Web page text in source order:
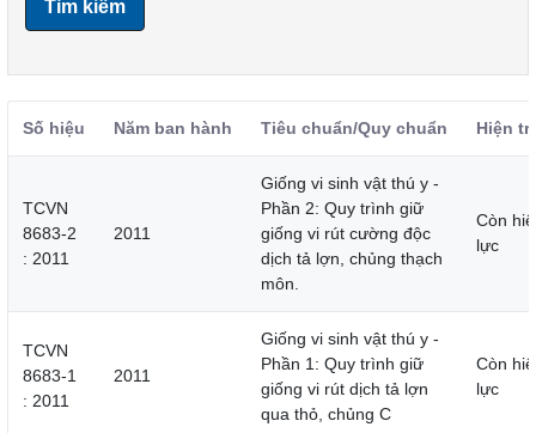
Tìm kiếm
Số hiệu Năm ban hành Tiêu chuẩn/Quy chuẩn Hiện
TCVN
8683-2
: 2011
2011
Giống vi sinh vật thú y -
Phần 2: Quy trình giữ
giống vi rút cường độc
dịch tả lợn, chủng thạch
môn.
Còn
lực
TCVN
8683-1
: 2011
2011
Giống vi sinh vật thú y -
Phần 1: Quy trình giữ
giống vi rút dịch tả lợn
qua thỏ, chủng C
Còn
lực